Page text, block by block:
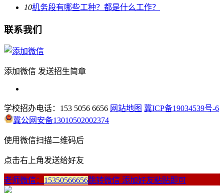
10机务段有哪些工种？都是什么工作？
联系我们
添加微信 发送招生简章
学校招办电话：153 5056 6656 网站地图 冀ICP备19034539号-6
冀公网安备13010502002374
使用微信扫描二维码后
点击右上角发送给好友
老师微信： 15350566656跳转微信 添加好友粘贴即可